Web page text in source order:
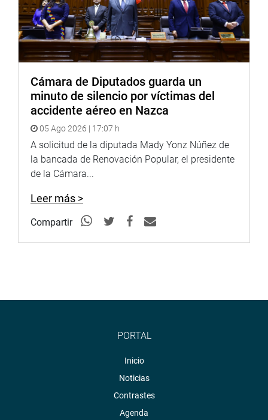
Cámara de Diputados guarda un
minuto de silencio por víctimas del
accidente aéreo en Nazca
05 Ago 2026 | 17:07 h
A solicitud de la diputada Mady Yonz Núñez de
la bancada de Renovación Popular, el presidente
de la Cámara...
Leer más >
Compartir
PORTAL
Inicio
Noticias
Contrastes
Agenda